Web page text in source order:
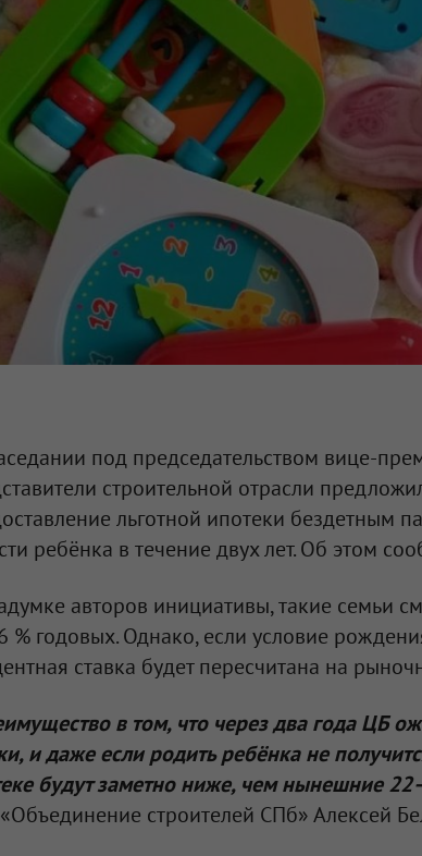
под председательством вице-
строительной отрасли
льготной ипотеки бездетным
ребёнка в течение двух лет. Об этом
авторов инициативы, такие семьи
% годовых. Однако, если условие
ставка будет пересчитана на
в том, что через два года ЦБ
и даже если родить ребёнка не
будут заметно ниже, чем нынешние
строителей СПб» Алексей